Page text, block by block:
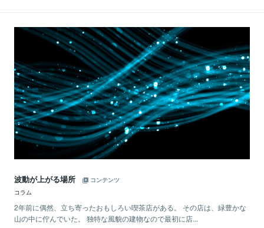
波動が上がる場所
コンテンツ
コラム
2年前に偶然、立ち寄ったおもしろい喫茶店がある。 その店は、緑豊かな
山の中に佇んでいた。 独特な風貌の建物なので最初に店...